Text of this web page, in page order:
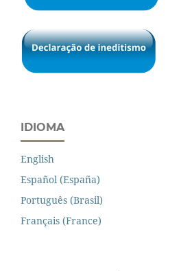
IDIOMA
English
Español (España)
Português (Brasil)
Français (France)